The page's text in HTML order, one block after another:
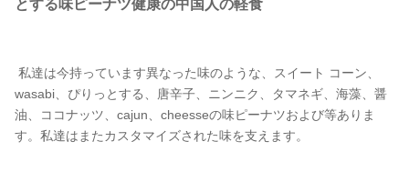
とする味ピーナツ健康の中国人の軽食
私達は今持っています異なった味のような、スイート コーン、
wasabi、ぴりっとする、唐辛子、ニンニク、タマネギ、海藻、醤
油、ココナッツ、cajun、cheesseの味ピーナツおよび等ありま
す。私達はまたカスタマイズされた味を支えます。